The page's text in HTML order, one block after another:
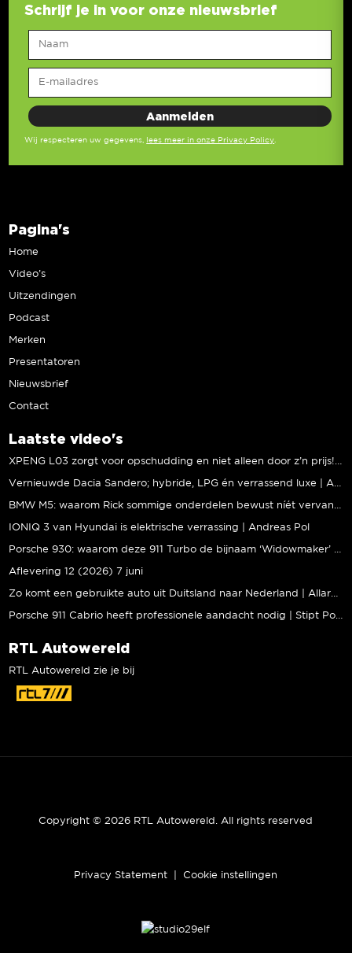
Schrijf je in voor onze nieuwsbrief
Wij respecteren uw gegevens, lees meer in onze Privacy Policy
Pagina's
Home
Video’s
Uitzendingen
Podcast
Merken
Presentatoren
Nieuwsbrief
Contact
Laatste video's
IONIQ 3 van Hyundai is elektrische verrassing | Andreas Pol
Aflevering 12 (2026) 7 juni
RTL Autowereld
RTL Autowereld zie je bij
Copyright © 2026 RTL Autowereld. All rights reserved
Privacy Statement Cookie instellingen